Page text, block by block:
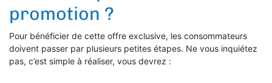
promotion ?
Pour bénéficier de cette offre exclusive, les consommateurs
doivent passer par plusieurs petites étapes. Ne vous inquiétez
pas, c’est simple à réaliser, vous devrez :